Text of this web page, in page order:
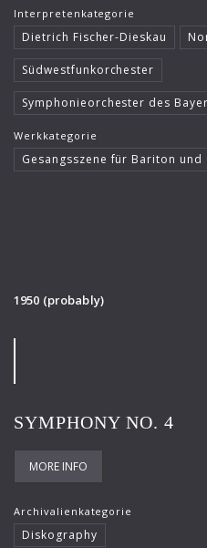
Interpretenkategorie
Dietrich Fischer-Dieskau
Südwestfunkorchester
Symphonieorchester des
Werkkategorie
Gesangsszene für Bariton und
1950 (probably)
SYMPHONY NO. 4
MORE INFO
Archivalienkategorie
Diskography